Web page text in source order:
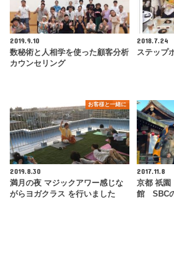
2019.9.10
数秘術と人相学を使った顧客分析
カウンセリング
2018.7.24
ステップ
お客様と一緒に
2019.8.30
満月の夜 マジックアワー感じな
がらヨガクラス を行いました
2017.11.8
京都 祇園
館 SBC